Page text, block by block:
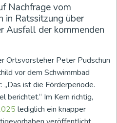
Nachfrage vom
in Ratssitzung über
Ausfall der kommenden
Ortsvorsteher Peter Pudschun
vor dem Schwimmbad
ist die Förderperiode.
berichtet.“ Im Kern richtig,
lediglich ein knapper